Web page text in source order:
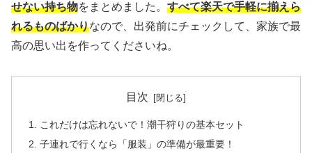
せない持ち物をまとめました。 すべて楽天で手軽に揃えら
れるものばかりなので、出発前にチェックして、家族で最
高の思い出を作ってくださいね。
目次
これだけは忘れないで！潮干狩りの基本セット
子連れで行くなら「服装」の準備が最重要！